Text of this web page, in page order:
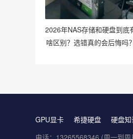
2026年NAS存储和硬盘到底
啥区别？选错真的会后悔吗？
GPU显卡 希捷硬盘
硬盘知
电话：13265568346 (周一到